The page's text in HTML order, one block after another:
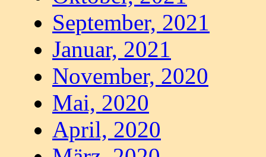
September, 2021
Januar, 2021
November, 2020
Mai, 2020
April, 2020